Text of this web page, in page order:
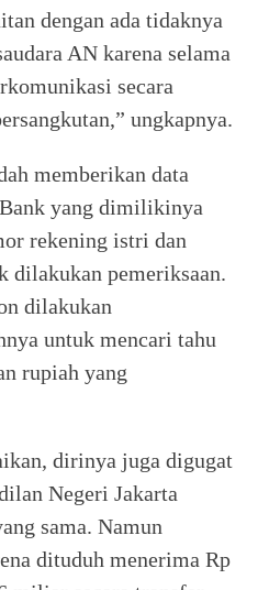
dengan ada tidaknya
AN karena selama
secara
ungkapnya.
memberikan data
yang dimilikinya
rekening istri dan
dilakukan pemeriksaan.
dilakukan
untuk mencari tahu
rupiah yang
dirinya juga digugat
Negeri Jakarta
sama. Namun
dituduh menerima Rp